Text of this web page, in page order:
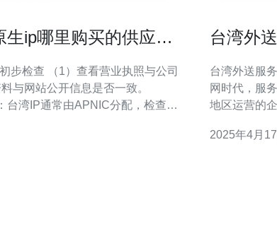
ip哪里购买的供应商
步检查 （1）查看营业执照与公司
与网站公开信息是否一致。
台湾IP通常由APNIC分配，检查
应商应提供对应ASN号（例如
台湾外
台湾外送服务器
网时代，服
地区运营的
要数据传输
2025年4月17